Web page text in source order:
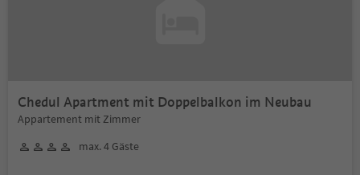
Chedul Apartment mit Doppelbalkon im Neubau
Appartement mit Zimmer
max. 4 Gäste